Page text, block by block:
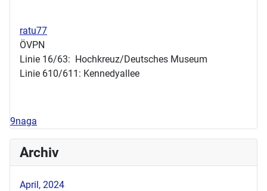
ratu77
ÖVPN
Linie 16/63: Hochkreuz/Deutsches Museum
Linie 610/611: Kennedyallee
9naga
Archiv
April, 2024